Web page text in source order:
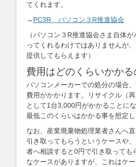
てくれます。
→ PC3R パソコン３R推進協会
（パソコン３R推進協会さま自体
ってくれるわけではありませんが
提供してもらえます）
費用はどのくらいかかる
パソコンメーカーでの処分の場合
費用がかかります。リサイクル（再
として1台3,000円がかかることに
最低このくらいはかかる事を想定し
なお、産業廃棄物処理業者さんへ
引き取ってもらうというケースや
者へ相談すると0円で引き取っても
なケースがありますが、これはケ